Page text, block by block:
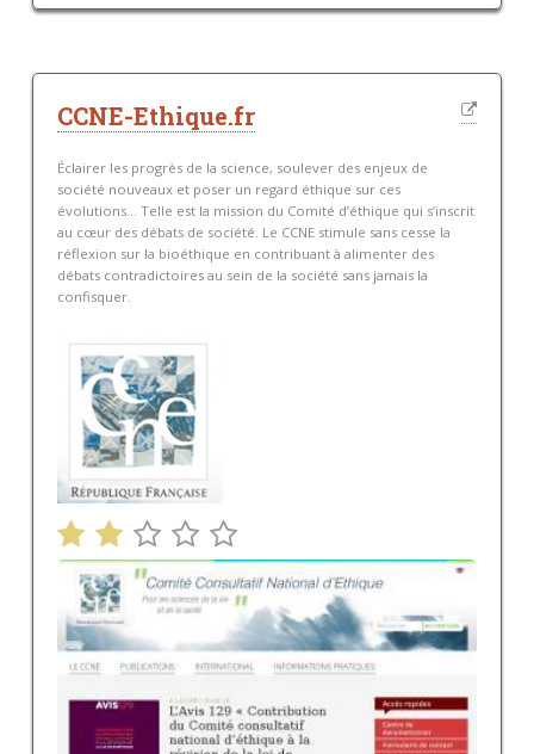
CCNE-Ethique.fr
Éclairer les progrès de la science, soulever des enjeux de
société nouveaux et poser un regard éthique sur ces
évolutions… Telle est la mission du Comité d’éthique qui s’inscrit
au cœur des débats de société. Le CCNE stimule sans cesse la
réflexion sur la bioéthique en contribuant à alimenter des
débats contradictoires au sein de la société sans jamais la
confisquer.